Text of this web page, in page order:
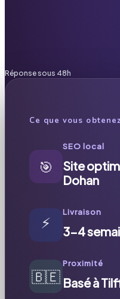
Réponse sous 48h
Ce que vous obtenez
🎯
SEO local
Site
Dohan
⚡
Livraison
3-4
🇧🇪
Proximité
Basé à